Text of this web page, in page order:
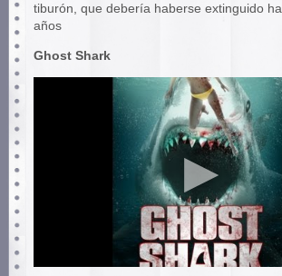
tiburón, que debería haberse extinguido
años
Ghost Shark